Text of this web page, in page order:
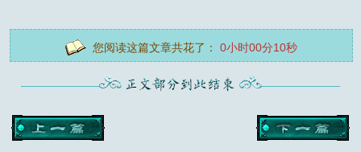
您阅读这篇文章共花了： 0小时00分11秒